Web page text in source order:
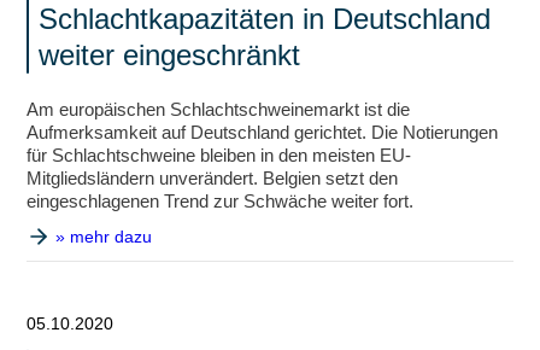
Schlachtkapazitäten in Deutschland
weiter eingeschränkt
Am europäischen Schlachtschweinemarkt ist die
Aufmerksamkeit auf Deutschland gerichtet. Die Notierungen
für Schlachtschweine bleiben in den meisten EU-
Mitgliedsländern unverändert. Belgien setzt den
eingeschlagenen Trend zur Schwäche weiter fort.
» mehr dazu
05.10.2020